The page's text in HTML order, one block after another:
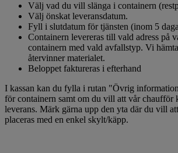
Välj vad du vill slänga i containern
Välj önskat leveransdatum.
Fyll i slutdatum för tjänsten (inom 5
Containern levereras till vald adress på
containern med vald avfallstyp. Vi
återvinner materialet.
Beloppet faktureras i efterhand
I kassan kan du fylla i rutan "Övrig
för containern samt om du vill att vår chaufför
leverans. Märk gärna upp den yta där du vill
placeras med en enkel skylt/käpp.